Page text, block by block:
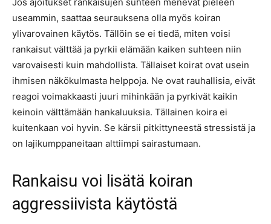
useammin, saattaa seurauksena olla myös koiran
ylivarovainen käytös. Tällöin se ei tiedä, miten voisi
rankaisut välttää ja pyrkii elämään kaiken suhteen niin
varovaisesti kuin mahdollista. Tällaiset koirat ovat usein
ihmisen näkökulmasta helppoja. Ne ovat rauhallisia, eivät
reagoi voimakkaasti juuri mihinkään ja pyrkivät kaikin
keinoin välttämään hankaluuksia. Tällainen koira ei
kuitenkaan voi hyvin. Se kärsii pitkittyneestä stressistä ja
on lajikumppaneitaan alttiimpi sairastumaan.
Rankaisu voi lisätä koiran
aggressiivista käytöstä